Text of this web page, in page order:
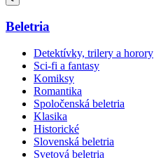
Beletria
Detektívky, trilery a horory
Sci-fi a fantasy
Komiksy
Romantika
Spoločenská beletria
Klasika
Historické
Slovenská beletria
Svetová beletria